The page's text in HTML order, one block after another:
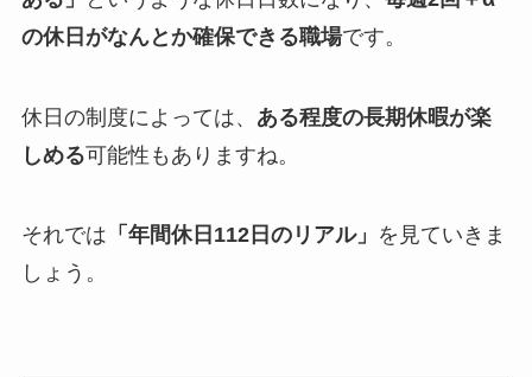
の休日がなんとか確保できる職場です。
休日の制度によっては、 ある程度の長期休暇が楽
しめる可能性もありますね。
それでは 「年間休日112日のリアル」 を見ていきま
しょう。